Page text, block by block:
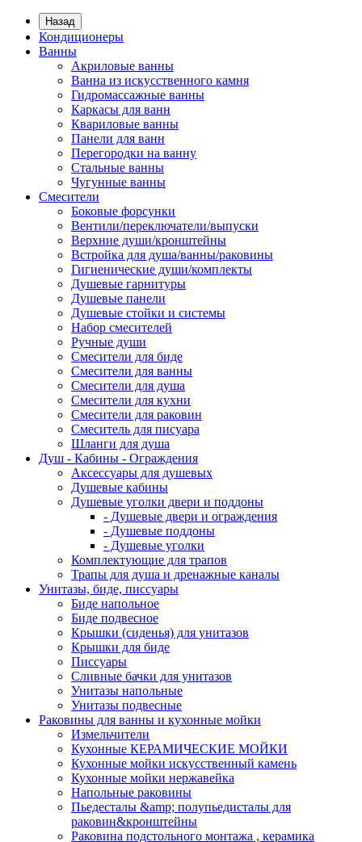
Назад
Кондиционеры
Ванны
Акриловые ванны
Ванна из искусственного камня
Гидромассажные ванны
Каркасы для ванн
Квариловые ванны
Панели для ванн
Перегородки на ванну
Стальные ванны
Чугунные ванны
Смесители
Боковые форсунки
Вентили/переключатели/выпуски
Верхние души/кронштейны
Встройка для душа/ванны/раковины
Гигиенические души/комплекты
Душевые гарнитуры
Душевые панели
Душевые стойки и системы
Набор смесителей
Ручные души
Смесители для биде
Смесители для ванны
Смесители для душа
Смесители для кухни
Смесители для раковин
Смеситель для писуара
Шланги для душа
Душ - Кабины - Ограждения
Аксессуары для душевых
Душевые кабины
Душевые уголки двери и поддоны
- Душевые двери и ограждения
- Душевые поддоны
- Душевые уголки
Комплектующие для трапов
Трапы для душа и дренажные каналы
Унитазы, биде, писсуары
Биде напольное
Биде подвесное
Крышки (сиденья) для унитазов
Крышки для биде
Писсуары
Сливные бачки для унитазов
Унитазы напольные
Унитазы подвесные
Раковины для ванны и кухонные мойки
Измельчители
Кухонные КЕРАМИЧЕСКИЕ МОЙКИ
Кухонные мойки искусственный камень
Кухонные мойки нержавейка
Напольные раковины
Пьедесталы &amp; полупьедисталы для
раковин&кронштейны
Раковина подстольного монтажа , керамика